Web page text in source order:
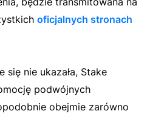
oficjalnych stronach
nie ukazała, Stake
podwójnych
obejmie zarówno